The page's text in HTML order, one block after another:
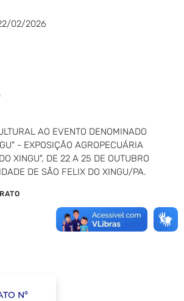
02/2026
AO EVENTO DENOMINADO
- EXPOSIÇÃO AGROPECUÁRIA
XINGU", DE 22 A 25 DE OUTUBRO
DE SÃO FELIX DO XINGU/PA.
N°